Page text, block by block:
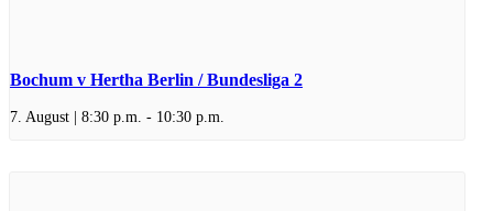
Bochum v Hertha Berlin / Bundesliga 2
7. August | 8:30 p.m. - 10:30 p.m.